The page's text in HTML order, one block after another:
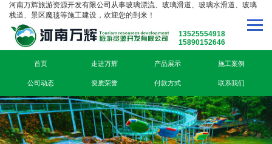
河南万辉旅游资源开发有限公司从事玻璃漂流、玻璃滑道、玻璃水滑道、玻璃
栈道、景区魔毯等施工建设，欢迎您的到来！
13525554918
15890152646
首页 走进万辉 产品展示 施工案例
公司动态 资质荣誉 付款方式 联系我们